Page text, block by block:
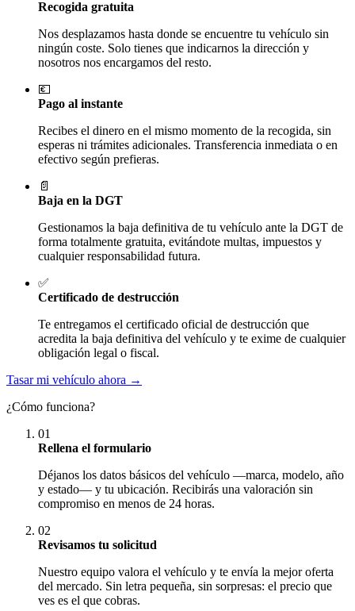
Recogida gratuita
Nos desplazamos hasta donde se encuentre tu vehículo sin
ningún coste. Solo tienes que indicarnos la dirección y
nosotros nos encargamos del resto.
💶
Pago al instante
Recibes el dinero en el mismo momento de la recogida, sin
esperas ni trámites adicionales. Transferencia inmediata o en
efectivo según prefieras.
📄
Baja en la DGT
Gestionamos la baja definitiva de tu vehículo ante la DGT de
forma totalmente gratuita, evitándote multas, impuestos y
cualquier responsabilidad futura.
✅
Certificado de destrucción
Te entregamos el certificado oficial de destrucción que
acredita la baja definitiva del vehículo y te exime de cualquier
obligación legal o fiscal.
Tasar mi vehículo ahora →
¿Cómo funciona?
01
Rellena el formulario
Déjanos los datos básicos del vehículo —marca, modelo, año
y estado— y tu ubicación. Recibirás una valoración sin
compromiso en menos de 24 horas.
02
Revisamos tu solicitud
Nuestro equipo valora el vehículo y te envía la mejor oferta
del mercado. Sin letra pequeña, sin sorpresas: el precio que
ves es el que cobras.